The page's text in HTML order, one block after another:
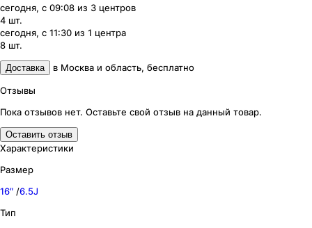
сегодня, с 09:08 из 3 центров
4 шт.
сегодня, с 11:30 из 1 центра
8 шт.
Доставка в Москва и область, бесплатно
Отзывы
Пока отзывов нет. Оставьте свой отзыв на данный товар.
Оставить отзыв
Характеристики
Размер
16″ /6.5J
Тип